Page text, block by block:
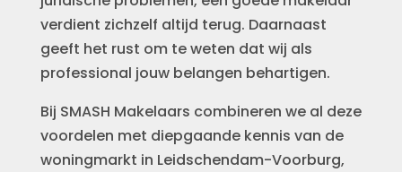
verdient zichzelf altijd terug. Daarnaast
geeft het rust om te weten dat wij als
professional jouw belangen behartigen.
Bij SMASH Makelaars combineren we al deze
voordelen met diepgaande kennis van de
woningmarkt in Leidschendam-Voorburg,